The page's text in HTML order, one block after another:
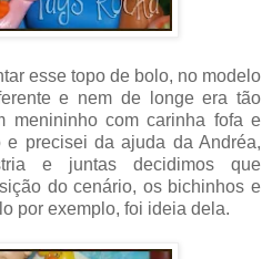
esse topo de bolo, no modelo
e nem de longe era tão
menininho com carinha fofa e
precisei da ajuda da Andréa,
e juntas decidimos que
do cenário, os bichinhos e
por exemplo, foi ideia dela.